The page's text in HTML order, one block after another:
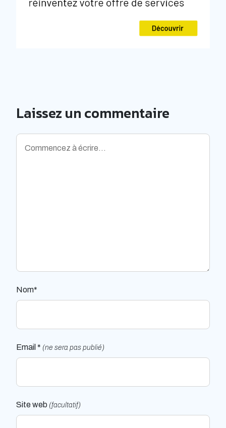
Laissez un commentaire
Nom*
Email * (ne sera pas publié)
Site web (facultatif)